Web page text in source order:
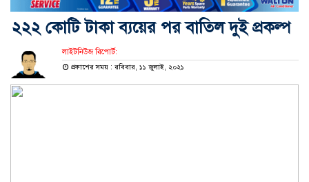
২২২ কোটি টাকা ব্যয়ের পর বাতিল দুই প্রকল্প
লাইটনিউজ রিপোর্ট:
প্রকাশের সময় : রবিবার, ১১ জুলাই, ২০২১